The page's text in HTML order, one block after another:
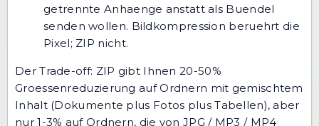
getrennte Anhaenge anstatt als Buendel
senden wollen. Bildkompression beruehrt die
Pixel; ZIP nicht.
Der Trade-off: ZIP gibt Ihnen 20-50%
Groessenreduzierung auf Ordnern mit gemischtem
Inhalt (Dokumente plus Fotos plus Tabellen), aber
nur 1-3% auf Ordnern, die von JPG / MP3 / MP4